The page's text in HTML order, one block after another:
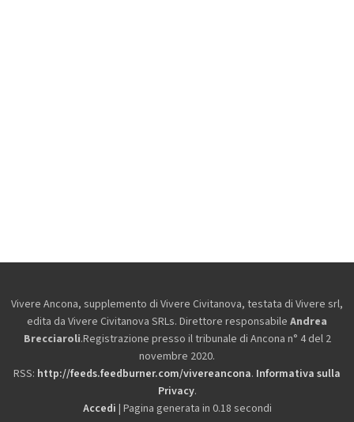
Vivere Ancona, supplemento di Vivere Civitanova, testata di Vivere srl,
edita da Vivere Civitanova SRLs. Direttore responsabile Andrea
Brecciaroli.Registrazione presso il tribunale di Ancona n° 4 del 2
novembre 2020.
RSS: http://feeds.feedburner.com/vivereancona. Informativa sulla
Privacy.
Accedi | Pagina generata in 0.18 secondi